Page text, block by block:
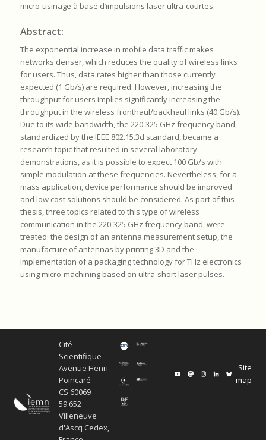
micro-usinage à base d’impulsions laser ultra-courtes.
Abstract:
The exponential increase in mobile data traffic makes
networks denser, which reduces the quality of wireless links
for users. Thus, data rates higher than those currently
expected (1 Gb/s) are required. However, increasing the
throughput for users implies significantly increasing the
throughput in the wireless fronthaul/backhaul links (40 Gb/s).
Due to its wide bandwidth, the 220-325 GHz frequency band,
standardized by the IEEE 802.15.3d standard, became a
research topic that resulted in several laboratory
demonstrations, as it is possible to expect 100 Gb/s with
simple modulation at these frequencies. Nevertheless, for a
mass application, device performance should be improved
and low cost solutions should be considered. As part of this
thesis, three topics related to this type of wireless
communication in the 220-325 GHz frequency band, were
treated: the design of an antenna measurement setup, the
manufacture of antennas by printing 3D and the
implementation of a packaging technology for THz electronics
using micro-machining based on ultra-short laser pulses.
Cité
Scientifique
Avenue Henri
Poincaré
CS 60069
59 652
Villeneuve
d'Ascq Cedex,
Site
map